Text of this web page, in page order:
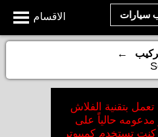
الاقسام سيارات
←
تعمل بتقنية الفلاش
حالياً على
تستخدم كمبيوتر